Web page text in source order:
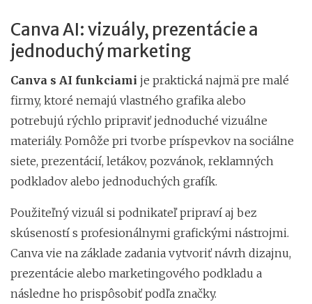
Canva AI: vizuály, prezentácie a
jednoduchý marketing
Canva s AI funkciami je praktická najmä pre malé
firmy, ktoré nemajú vlastného grafika alebo
potrebujú rýchlo pripraviť jednoduché vizuálne
materiály. Pomôže pri tvorbe príspevkov na sociálne
siete, prezentácií, letákov, pozvánok, reklamných
podkladov alebo jednoduchých grafík.
Použiteľný vizuál si podnikateľ pripraví aj bez
skúseností s profesionálnymi grafickými nástrojmi.
Canva vie na základe zadania vytvoriť návrh dizajnu,
prezentácie alebo marketingového podkladu a
následne ho prispôsobiť podľa značky.